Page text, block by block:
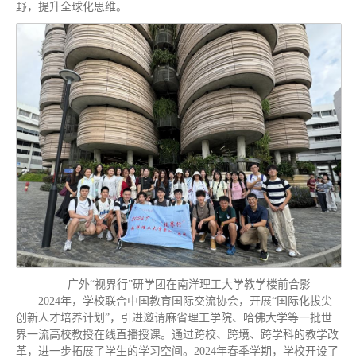
野，提升全球化思维。
广外“视界行”研学团在南洋理工大学教学楼前合影
2024年，学校联合中国教育国际交流协会，开展“国际化拔尖
创新人才培养计划”，引进邀请麻省理工学院、哈佛大学等一批世
界一流高校教授在线直播授课。通过跨校、跨境、跨学科的教学改
革，进一步拓展了学生的学习空间。2024年春季学期，学校开设了